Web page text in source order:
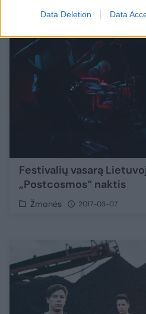
Data Deletion Data
Festivalių vasarą
„Postcosmos“ naktis
Žmonės 2017-03-07